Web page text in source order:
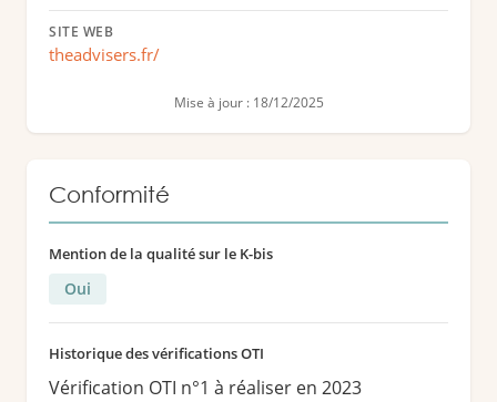
SITE WEB
theadvisers.fr/
Mise à jour : 18/12/2025
Conformité
Mention de la qualité sur le K-bis
Oui
Historique des vérifications OTI
Vérification OTI n°1 à réaliser en 2023